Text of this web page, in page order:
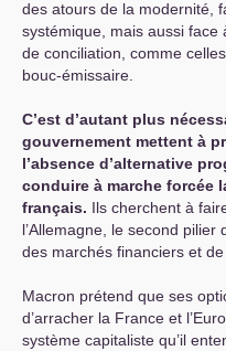
des atours de la modernité,
systémique, mais aussi face
de conciliation, comme
bouc-émissaire.
C’est d’autant plus
gouvernement mettent à
l’absence d’alternative
conduire à marche forcée
français. Ils cherchent à
l’Allemagne, le second pilier
des marchés financiers et
Macron prétend que ses
d’arracher la France et
système capitaliste qu’il